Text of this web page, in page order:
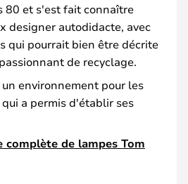
80 et s'est fait connaître
designer autodidacte, avec
qui pourrait bien être décrite
de recyclage.
environnement pour les
a permis d'établir ses
complète de lampes Tom